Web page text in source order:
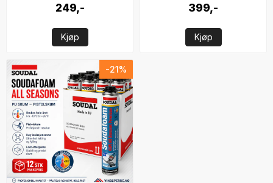
249,-
Kjøp
399,-
Kjøp
-21%